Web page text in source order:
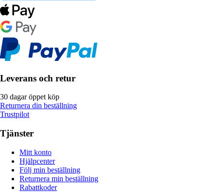
Leverans och retur
30 dagar öppet köp
Returnera din beställning
Trustpilot
Tjänster
Mitt konto
Hjälpcenter
Följ min beställning
Returnera min beställning
Rabattkoder